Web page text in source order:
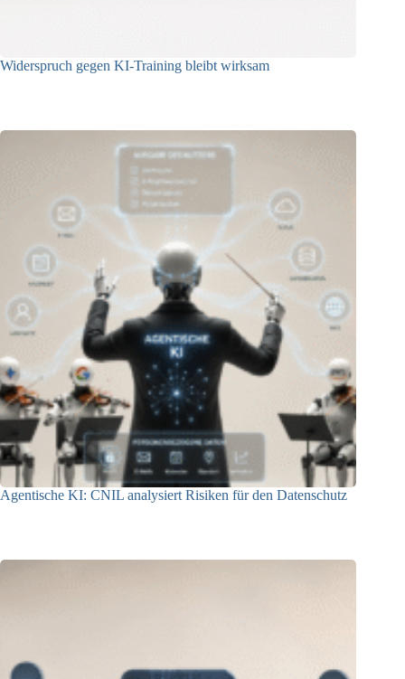
Widerspruch gegen KI-Training bleibt wirksam
Agentische KI: CNIL analysiert Risiken für den Datenschutz